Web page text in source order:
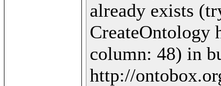
already exists
CreateOntology
column: 48) in
http://